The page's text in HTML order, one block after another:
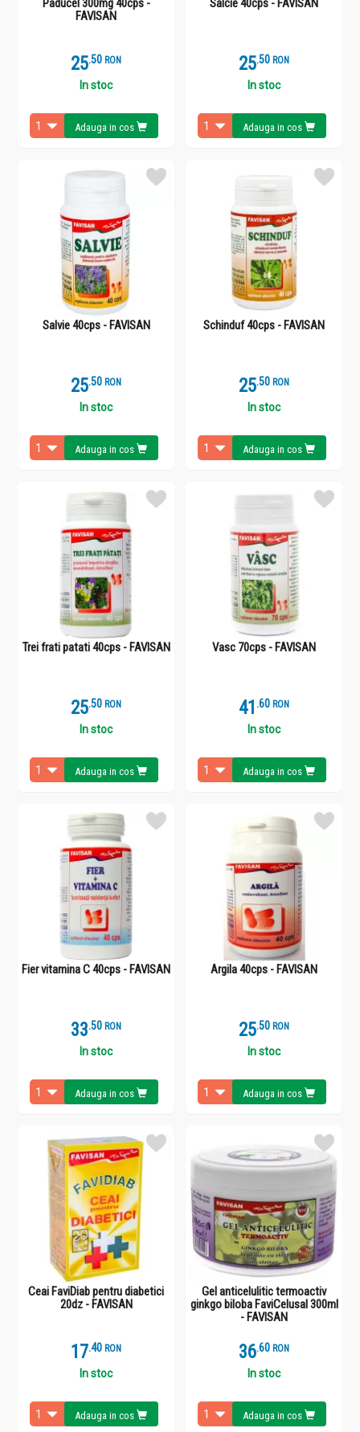
Paducel 300mg 40cps -
FAVISAN
25.5 RON
In stoc
Adauga in cos
Salcie 40cps - FAVISAN
25.5 RON
In stoc
Adauga in cos
Salvie 40cps - FAVISAN
25.5 RON
In stoc
Adauga in cos
Schinduf 40cps - FAVISAN
25.5 RON
In stoc
Adauga in cos
Trei frati patati 40cps - FAVISAN
25.5 RON
In stoc
Adauga in cos
Vasc 70cps - FAVISAN
41 .6 RON
In stoc
Adauga in cos
Fier vitamina C 40cps - FAVISAN
33.5 RON
In stoc
Adauga in cos
Argila 40cps - FAVISAN
25.5 RON
In stoc
Adauga in cos
Ceai FaviDiab pentru diabetici
20dz - FAVISAN
17.4 RON
In stoc
Adauga in cos
Gel anticelulitic termoactiv
ginkgo biloba FaviCelusal 300ml
- FAVISAN
36.6 RON
In stoc
Adauga in cos